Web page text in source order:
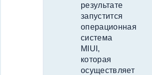
результате
запустится
операционная
система
MIUI,
которая
осуществляет